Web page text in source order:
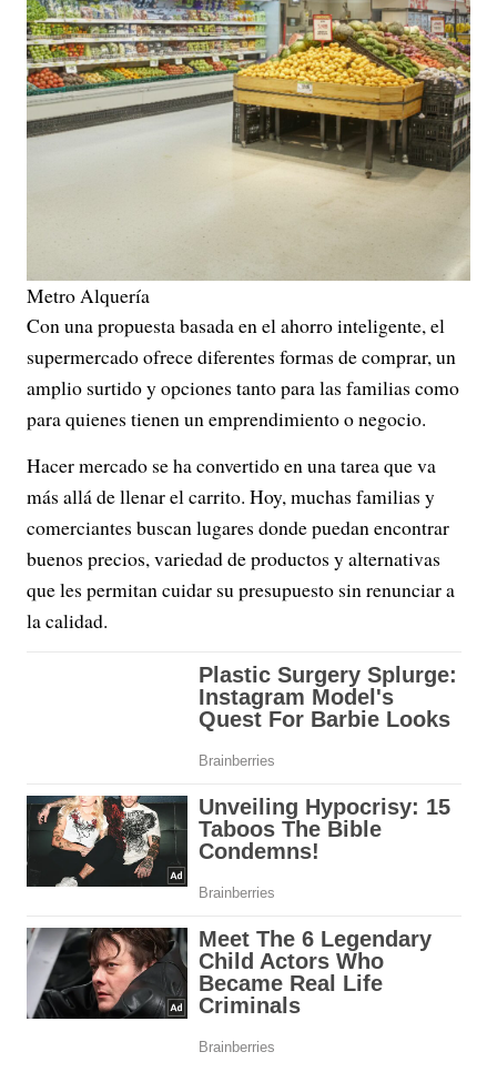
Metro Alquería
Con una propuesta basada en el ahorro inteligente, el
supermercado ofrece diferentes formas de comprar, un
amplio surtido y opciones tanto para las familias como
para quienes tienen un emprendimiento o negocio.
Hacer mercado se ha convertido en una tarea que va
más allá de llenar el carrito. Hoy, muchas familias y
comerciantes buscan lugares donde puedan encontrar
buenos precios, variedad de productos y alternativas
que les permitan cuidar su presupuesto sin renunciar a
la calidad.